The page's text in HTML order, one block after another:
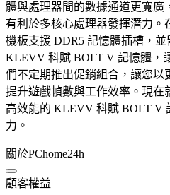
體與處理器間的數據通道更寬廣
有利於多核心處理器發揮潛力。
機板支援 DDR5 記憶體插槽，
KLEVV 科賦 BOLT V 記憶體，
們不定期推出促銷組合，讓您以
提升遊戲幀數與工作效率。現在
高效能的 KLEVV 科賦 BOLT V
力。
關於PChome24h
顧客權益